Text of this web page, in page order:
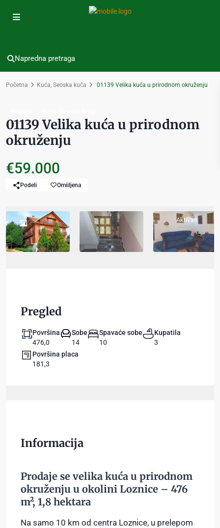
Napredna pretraga
Početna Kuća, Seoska kuća 01139 Velika kuća u prirodnom okruženju
01139 Velika kuća u prirodnom
okruženju
€59.000
Podeli Omiiljena
Aktivan
Pregled
Površina
476,0
Sobe
14
Spavaće sobe
10
Kupatila
3
Površina placa
181,3
Informacija
Prodaje se velika kuća u prirodnom
okruženju u okolini Loznice – 476
m², 1,8 hektara
Na samo 10 km od centra Loznice, u prelepom